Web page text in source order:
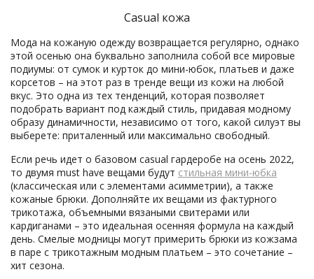
Casual кожа
Мода на кожаную одежду возвращается регулярно, однако
этой осенью она буквально заполнила собой все мировые
подиумы: от сумок и курток до мини-юбок, платьев и даже
корсетов – на этот раз в тренде вещи из кожи на любой
вкус. Это одна из тех тенденций, которая позволяет
подобрать вариант под каждый стиль, придавая модному
образу динамичности, независимо от того, какой силуэт вы
выберете: приталенный или максимально свободный.
Если речь идет о базовом casual гардеробе на осень 2022,
то двумя must have вещами будут стильная мини-юбка
(классическая или с элементами асимметрии), а также
кожаные брюки. Дополняйте их вещами из фактурного
трикотажа, объемными вязаными свитерами или
кардиганами – это идеальная осенняя формула на каждый
день. Смелые модницы могут примерить брюки из кожзама
в паре с трикотажным модным платьем – это сочетание –
хит сезона.